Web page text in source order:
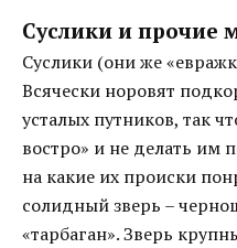
Суслики и прочие
Суслики (они же
Всячески норовят
усталых путников, так
востро» и не делать им
на какие их происки
солидный зверь –
«тарбаган». Зверь